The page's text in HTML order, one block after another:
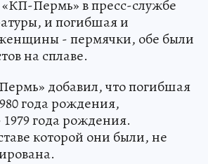
«КП-Пермь» в пресс-службе
и погибшая и
- пермячки, обе были
на сплаве.
добавил, что погибшая
года рождения,
года рождения.
которой они были, не